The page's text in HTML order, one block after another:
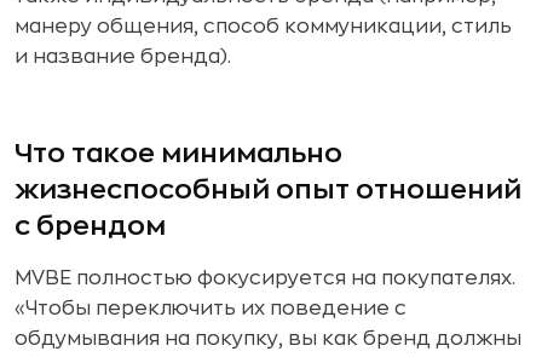
манеру общения, способ коммуникации, стиль
и название бренда).
Что такое минимально
жизнеспособный опыт отношений
с брендом
MVBE полностью фокусируется на покупателях.
«Чтобы переключить их поведение с
обдумывания на покупку, вы как бренд должны